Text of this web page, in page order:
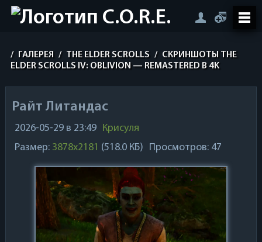
/ ГАЛЕРЕЯ / THE ELDER SCROLLS / СКРИНШОТЫ THE
ELDER SCROLLS IV: OBLIVION — REMASTERED В 4K
Райт Литандас
2026-05-29 в 23:49 Крисуля
Размер: 3878x2181 (518.0 КБ) Просмотров: 47